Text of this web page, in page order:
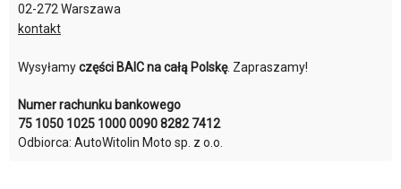
02-272 Warszawa
kontakt
Wysyłamyczęści BAIC na całą Polskę. Zapraszamy!
Numer rachunku bankowego
75 1050 1025 1000 0090 8282 7412
Odbiorca: AutoWitolin Moto sp. z o.o.